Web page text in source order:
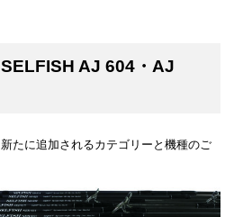
AJ 604・AJ
たに追加されるカテゴリーと機種のご